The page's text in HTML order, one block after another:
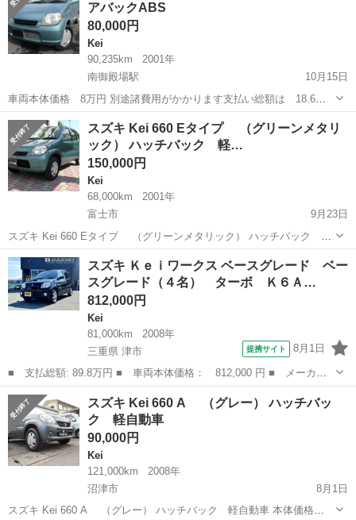
アバックABS
80,000円
Kei
90,235km
2001年
南御殿場駅
10月15日
車両本体価格 8万円 別途諸費用がかかります支払い総額は 18.6万
円 年式 2001(H13) 走行距離 9.0万km 車検有無 車検整備付（2年
付） 修復歴 なし 車検 車検残：無（購...
静岡 御殿場市 南御殿場駅 Kei
スズキ Kei 660 Eタイプ （グリーンメタリ
ック） ハッチバック 軽…
150,000円
Kei
68,000km
2001年
富士市
9月23日
スズキ Kei 660 Eタイプ （グリーンメタリック） ハッチバック 軽
自動車 本体価格 150,000円 支払総額 255,000円 年式(初度登録
年):2001(H13) 走行距離:6.8万km 修復歴:なし ...
静岡 富士市 Kei
スズキ Ｋｅｉワークス ベースグレード ベー
スグレード（４名） ターボ Ｋ６Ａ…
812,000円
Kei
81,000km
2008年
三重県 津市
提携サイト 8月1日
■ 支払総額: 89.8万円 ■ 車両本体価格： 812,000 円 ■ メーカー
名： スズキ ■ 車種名： Ｋｅｉワークス ■ グレード名： ベー
スグレード ベースグレード（４名） ターボ Ｋ６Ａ ５ＭＴ 純
正アルミホイ...
三重 Kei
スズキ Kei 660 A （グレー） ハッチバッ
ク 軽自動車
90,000円
Kei
121,000km
2008年
沼津市
8月1日
スズキ Kei 660 A （グレー） ハッチバック 軽自動車 本体価格